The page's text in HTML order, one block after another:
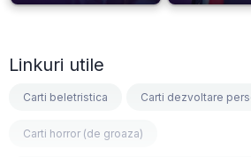
Linkuri utile
Carti beletristica Carti dezvoltare
Carti horror (de groaza)